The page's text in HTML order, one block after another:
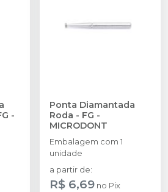
-
Ponta Diamantada
Roda - FG -
MICRODONT
Embalagem com 1
unidade
a partir de:
R$ 6,69 no Pix